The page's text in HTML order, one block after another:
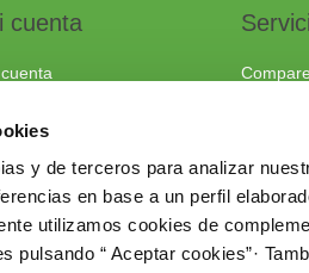
y de terceros para analizar
en base a un perfil
utilizamos cookies de
pulsando “ Aceptar cookies”·
cuenta
Aviso
Política